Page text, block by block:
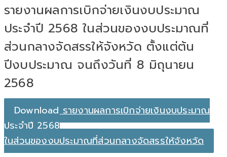
รายงานผลการเบิกจ่ายเงินงบประมาณ
ประจำปี 2568 ในส่วนของงบประมาณที่
ส่วนกลางจัดสรรให้จังหวัด ตั้งแต่ต้น
ปีงบประมาณ จนถึงวันที่ 8 มิถุนายน
2568
Download รายงานผลการเบิกจ่ายเงินงบประมาณ
ประจำปี 2568
ในส่วนของงบประมาณที่ส่วนกลางจัดสรรให้จังหวัด